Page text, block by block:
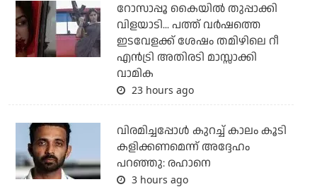
റോസാപ്പൂ കൈയില്‍ തുപ്പാക്കി
വിളയാടി... പത്ത് വര്‍ഷത്തെ
ഇടവേളക്ക് ശേഷം തമിഴിലെ റീ
എന്‍ട്രി അതിരടി മാസ്സാക്കി
വാമിക
23 hours ago
വിരമിച്ചപ്പോള്‍ കുറച്ച് കാലം കൂടി
കളിക്കണമെന്ന് അദ്ദേഹം
പറഞ്ഞു: രഹാനെ
3 hours ago